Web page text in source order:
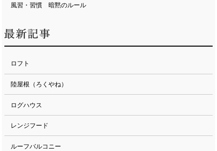
風習・習慣 暗黙のルール
ロフト
陸屋根（ろくやね）
ログハウス
レンジフード
ルーフバルコニー